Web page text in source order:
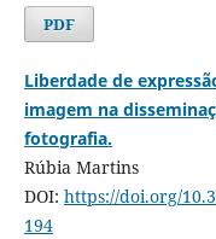
PDF
Liberdade de
imagem na
fotografia.
Rúbia Martins
DOI: https://doi.org/
194